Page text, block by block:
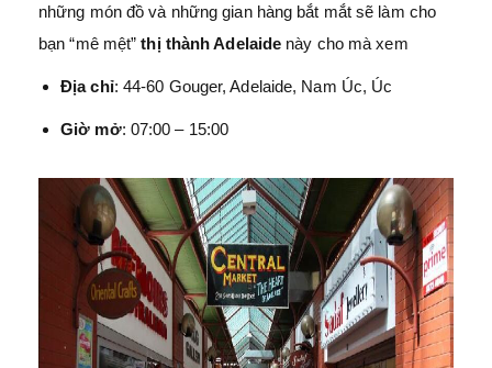
những món đồ và những gian hàng bắt mắt sẽ làm cho
bạn “mê mệt” thị thành Adelaide này cho mà xem
Địa chỉ: 44-60 Gouger, Adelaide, Nam Úc, Úc
Giờ mở: 07:00 – 15:00